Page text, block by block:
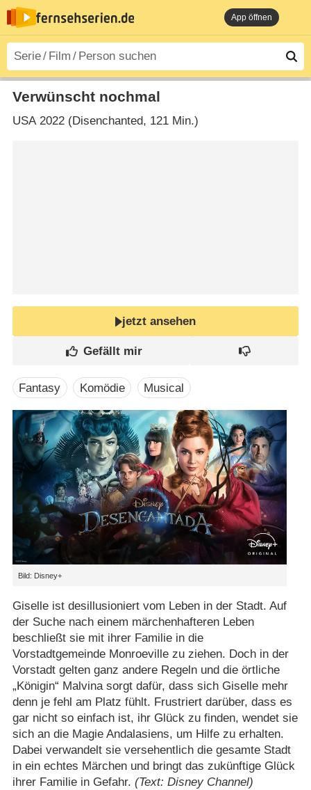
App öffnen
Verwünscht nochmal
USA2022 (Disenchanted‎, 121 Min.)
jetzt ansehen
Fantasy Komödie Musical
Bild: Disney+
Giselle ist desillusioniert vom Leben in der Stadt. Auf
der Suche nach einem märchenhafteren Leben
beschließt sie mit ihrer Familie in die
Vorstadtgemeinde Monroeville zu ziehen. Doch in der
Vorstadt gelten ganz andere Regeln und die örtliche
„Königin“ Malvina sorgt dafür, dass sich Giselle mehr
denn je fehl am Platz fühlt. Frustriert darüber, dass es
gar nicht so einfach ist, ihr Glück zu finden, wendet sie
sich an die Magie Andalasiens, um Hilfe zu erhalten.
Dabei verwandelt sie versehentlich die gesamte Stadt
in ein echtes Märchen und bringt das zukünftige Glück
ihrer Familie in Gefahr. (Text: Disney Channel)